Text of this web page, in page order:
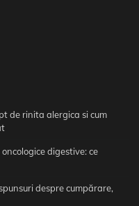
de rinita alergica si cum
digestive: ce
despre cumpărare,